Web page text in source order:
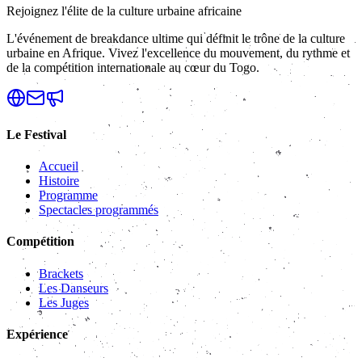
Rejoignez l'élite de la culture urbaine africaine
L'événement de breakdance ultime qui définit le trône de la culture
urbaine en Afrique. Vivez l'excellence du mouvement, du rythme et
de la compétition internationale au cœur du Togo.
Le Festival
Accueil
Histoire
Programme
Spectacles programmés
Compétition
Brackets
Les Danseurs
Les Juges
Expérience